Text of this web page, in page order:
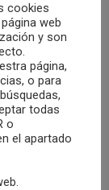
sobre la
y llena
que los
cuenten
en
clínica o
la
describieron
muy
cookies
web
y son
página,
o para
todas
o
el apartado